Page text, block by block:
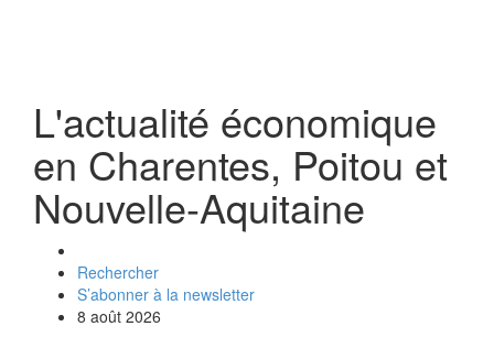
L'actualité économique
en Charentes, Poitou et
Nouvelle-Aquitaine
Rechercher
S’abonner à la newsletter
8 août 2026